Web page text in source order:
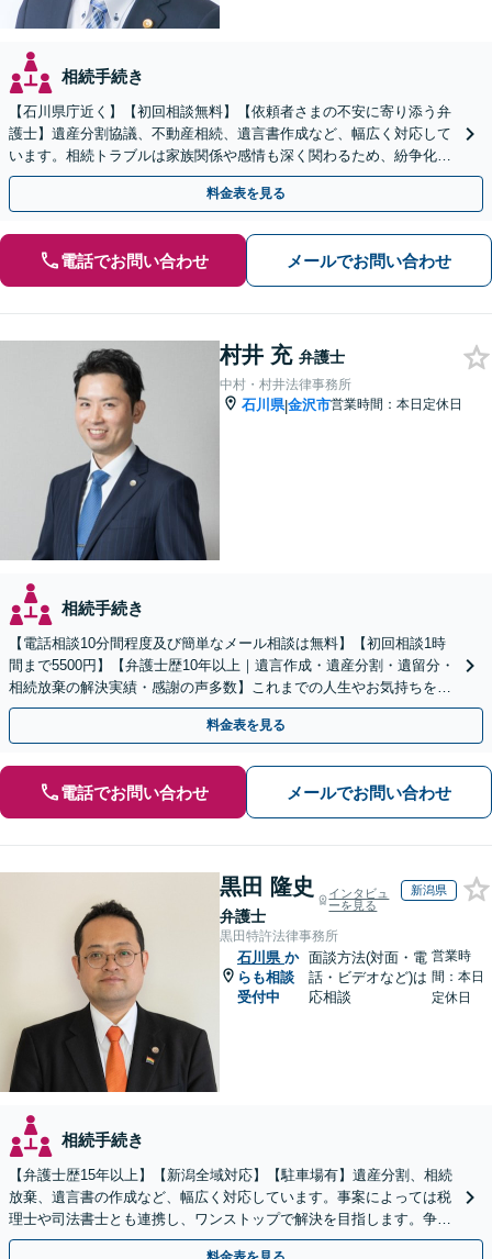
相続手続き
【石川県庁近く】【初回相談無料】【依頼者さまの不安に寄り添う弁
護士】遺産分割協議、不動産相続、遺言書作成など、幅広く対応して
います。相続トラブルは家族関係や感情も深く関わるため、紛争化し
やすい傾向にあります。お早めにご相談ください。
料金表を見る
電話でお問い合わせ メールでお問い合わせ
村井 充 弁護士
中村・村井法律事務所
石川県|金沢市営業時間：本日定休日
相続手続き
【電話相談10分間程度及び簡単なメール相談は無料】【初回相談1時
間まで5500円】【弁護士歴10年以上｜遺言作成・遺産分割・遺留分・
相続放棄の解決実績・感謝の声多数】これまでの人生やお気持ちを汲
み取り、想いに寄り添った解決方法を提案します。
料金表を見る
電話でお問い合わせ メールでお問い合わせ
黒田 隆史
弁護士
インタビュ
ーを見る
新潟県
黒田特許法律事務所
石川県 か
らも相談
受付中
面談方法(対面・電
話・ビデオなど)は
応相談
営業時
間：本日
定休日
相続手続き
【弁護士歴15年以上】【新潟全域対応】【駐車場有】遺産分割、相続
放棄、遺言書の作成など、幅広く対応しています。事案によっては税
理士や司法書士とも連携し、ワンストップで解決を目指します。争い
を防ぐためにもぜひご相談ください。【分割払い可】